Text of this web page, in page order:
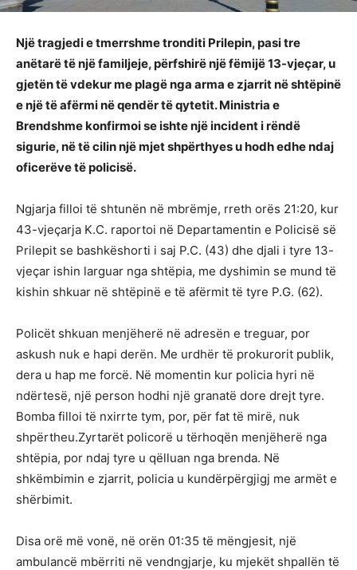
Një tragjedi e tmerrshme tronditi Prilepin, pasi tre
anëtarë të një familjeje, përfshirë një fëmijë 13-vjeçar, u
gjetën të vdekur me plagë nga arma e zjarrit në shtëpinë
e një të afërmi në qendër të qytetit. Ministria e
Brendshme konfirmoi se ishte një incident i rëndë
sigurie, në të cilin një mjet shpërthyes u hodh edhe ndaj
oficerëve të policisë.
Ngjarja filloi të shtunën në mbrëmje, rreth orës 21:20, kur
43-vjeçarja K.C. raportoi në Departamentin e Policisë së
Prilepit se bashkëshorti i saj P.C. (43) dhe djali i tyre 13-
vjeçar ishin larguar nga shtëpia, me dyshimin se mund të
kishin shkuar në shtëpinë e të afërmit të tyre P.G. (62).
Policët shkuan menjëherë në adresën e treguar, por
askush nuk e hapi derën. Me urdhër të prokurorit publik,
dera u hap me forcë. Në momentin kur policia hyri në
ndërtesë, një person hodhi një granatë dore drejt tyre.
Bomba filloi të nxirrte tym, por, për fat të mirë, nuk
shpërtheu.Zyrtarët policorë u tërhoqën menjëherë nga
shtëpia, por ndaj tyre u qëlluan nga brenda. Në
shkëmbimin e zjarrit, policia u kundërpërgjigj me armët e
shërbimit.
Disa orë më vonë, në orën 01:35 të mëngjesit, një
ambulancë mbërriti në vendngjarje, ku mjekët shpallën të